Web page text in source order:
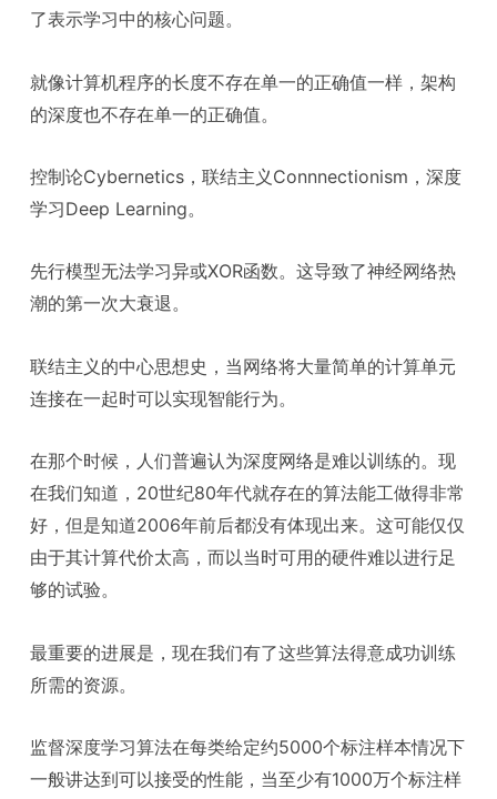
了表示学习中的核心问题。
就像计算机程序的长度不存在单一的正确值一样，架构
的深度也不存在单一的正确值。
控制论Cybernetics，联结主义Connnectionism，深度
学习Deep Learning。
先行模型无法学习异或XOR函数。这导致了神经网络热
潮的第一次大衰退。
联结主义的中心思想史，当网络将大量简单的计算单元
连接在一起时可以实现智能行为。
在那个时候，人们普遍认为深度网络是难以训练的。现
在我们知道，20世纪80年代就存在的算法能工做得非常
好，但是知道2006年前后都没有体现出来。这可能仅仅
由于其计算代价太高，而以当时可用的硬件难以进行足
够的试验。
最重要的进展是，现在我们有了这些算法得意成功训练
所需的资源。
监督深度学习算法在每类给定约5000个标注样本情况下
一般讲达到可以接受的性能，当至少有1000万个标注样